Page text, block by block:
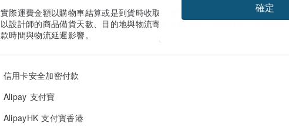
實際運費金額以購物車結算或是到貨時收取的金額為準。
以設計師的商品備貨天數、目的地與物流寄送天數估算。實際到貨日可能因付
款時間與物流延遲影響。
信用卡安全加密付款
Alipay 支付寶
AlipayHK 支付寶香港
確定